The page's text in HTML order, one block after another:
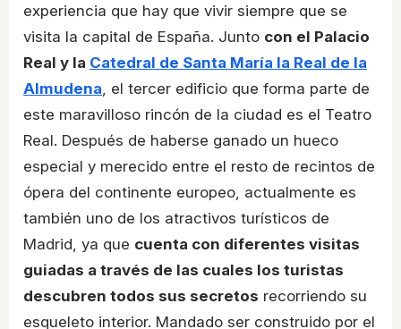
experiencia que hay que vivir siempre que se
visita la capital de España. Junto con el Palacio
Real y la Catedral de Santa María la Real de la
Almudena , el tercer edificio que forma parte de
este maravilloso rincón de la ciudad es el Teatro
Real. Después de haberse ganado un hueco
especial y merecido entre el resto de recintos de
ópera del continente europeo, actualmente es
también uno de los atractivos turísticos de
Madrid, ya que cuenta con diferentes visitas
guiadas a través de las cuales los turistas
descubren todos sus secretos recorriendo su
esqueleto interior. Mandado ser construido por el